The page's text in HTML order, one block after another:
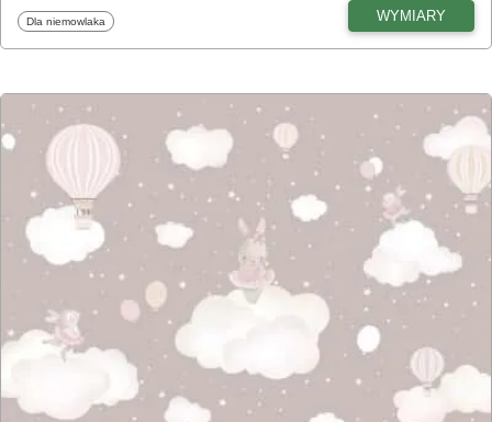
Fototapety
Dla niemowlaka WYMIARY